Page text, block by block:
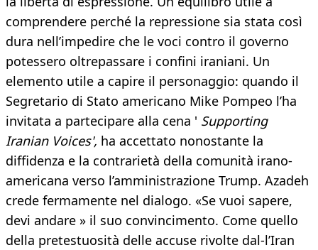
comprendere perché la repressione sia stata così
dura nell’impedire che le voci contro il governo
potessero oltrepassare i confini iraniani. Un
elemento utile a capire il personaggio: quando il
Segretario di Stato americano Mike Pompeo l’ha
invitata a partecipare alla cena ' Supporting
Iranian Voices', ha accettato nonostante la
diffidenza e la contrarietà della comunità irano-
americana verso l’amministrazione Trump. Azadeh
crede fermamente nel dialogo. «Se vuoi sapere,
devi andare » il suo convincimento. Come quello
della pretestuosità delle accuse rivolte dal-l’Iran